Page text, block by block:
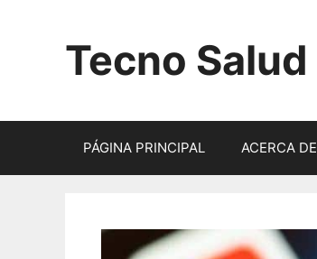
contenidoTecno Salud
PÁGINA PRINCIPAL ACERCA DE